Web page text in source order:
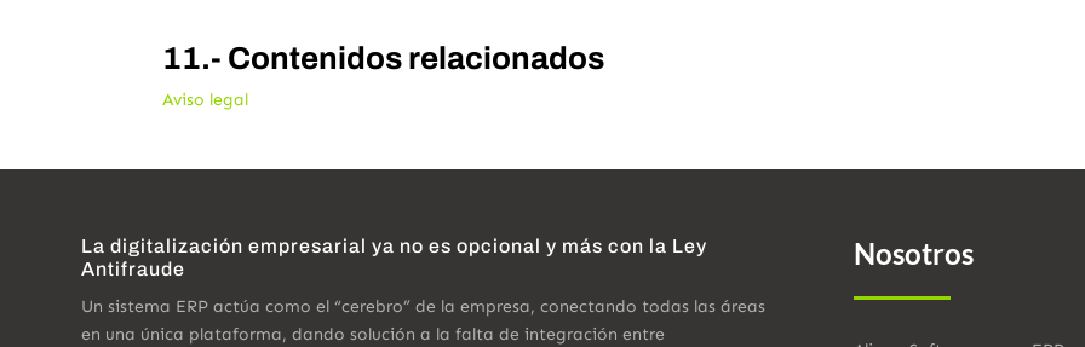
11.- Contenidos relacionados
Aviso legal
La digitalización empresarial ya no es opcional y más con la Ley
Antifraude
Un sistema ERP actúa como el “cerebro” de la empresa, conectando todas las áreas
en una única plataforma, dando solución a la falta de integración entre
Nosotros